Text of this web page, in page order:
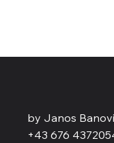
by Janos
+43 676